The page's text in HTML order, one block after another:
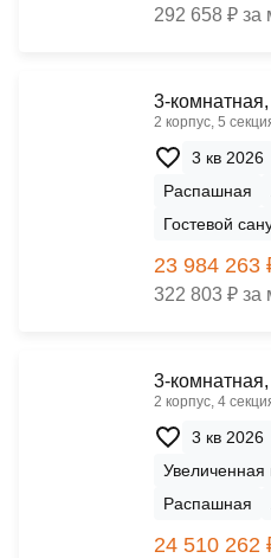
292 658 ₽ за
3-
2 корпус, 5
3 кв 2026
Распашная
Гостевой
23 984 263
322 803 ₽ за
3-
2 корпус, 4
3 кв 2026
Увеличенная
Распашная
24 510 262